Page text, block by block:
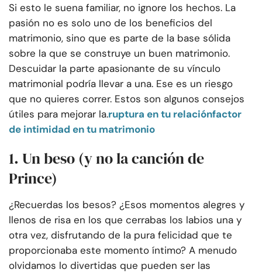
Si esto le suena familiar, no ignore los hechos. La
pasión no es solo uno de los beneficios del
matrimonio, sino que es parte de la base sólida
sobre la que se construye un buen matrimonio.
Descuidar la parte apasionante de su vínculo
matrimonial podría llevar a una. Ese es un riesgo
que no quieres correr. Estos son algunos consejos
útiles para mejorar la.ruptura en tu relaciónfactor
de intimidad en tu matrimonio
1. Un beso (y no la canción de
Prince)
¿Recuerdas los besos? ¿Esos momentos alegres y
llenos de risa en los que cerrabas los labios una y
otra vez, disfrutando de la pura felicidad que te
proporcionaba este momento íntimo? A menudo
olvidamos lo divertidas que pueden ser las